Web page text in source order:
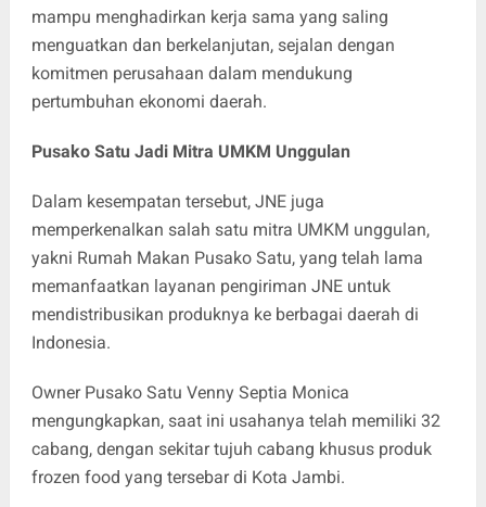
mampu menghadirkan kerja sama yang saling
menguatkan dan berkelanjutan, sejalan dengan
komitmen perusahaan dalam mendukung
pertumbuhan ekonomi daerah.
Pusako Satu Jadi Mitra UMKM Unggulan
Dalam kesempatan tersebut, JNE juga
memperkenalkan salah satu mitra UMKM unggulan,
yakni Rumah Makan Pusako Satu, yang telah lama
memanfaatkan layanan pengiriman JNE untuk
mendistribusikan produknya ke berbagai daerah di
Indonesia.
Owner Pusako Satu Venny Septia Monica
mengungkapkan, saat ini usahanya telah memiliki 32
cabang, dengan sekitar tujuh cabang khusus produk
frozen food yang tersebar di Kota Jambi.